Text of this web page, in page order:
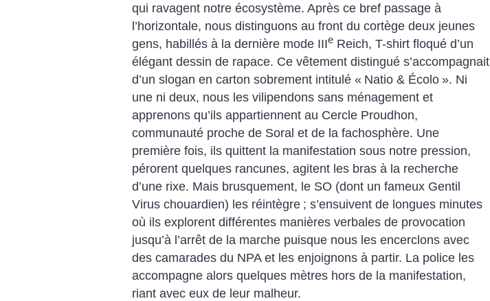
qui ravagent notre écosystème. Après ce bref passage à
l’horizontale, nous distinguons au front du cortège deux jeunes
gens, habillés à la dernière mode IIIe Reich, T-shirt floqué d’un
élégant dessin de rapace. Ce vêtement distingué s’accompagnait
d’un slogan en carton sobrement intitulé « Natio & Écolo ». Ni
une ni deux, nous les vilipendons sans ménagement et
apprenons qu’ils appartiennent au Cercle Proudhon,
communauté proche de Soral et de la fachosphère. Une
première fois, ils quittent la manifestation sous notre pression,
pérorent quelques rancunes, agitent les bras à la recherche
d’une rixe. Mais brusquement, le SO (dont un fameux Gentil
Virus chouardien) les réintègre ; s’ensuivent de longues minutes
où ils explorent différentes manières verbales de provocation
jusqu’à l’arrêt de la marche puisque nous les encerclons avec
des camarades du NPA et les enjoignons à partir. La police les
accompagne alors quelques mètres hors de la manifestation,
riant avec eux de leur malheur.